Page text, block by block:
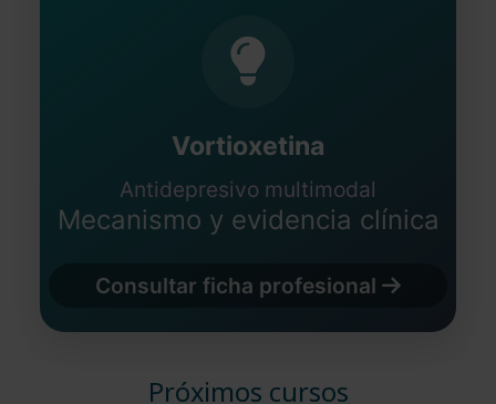
Vortioxetina
Antidepresivo multimodal
Mecanismo y evidencia clínica
Consultar ficha profesional
Próximos cursos